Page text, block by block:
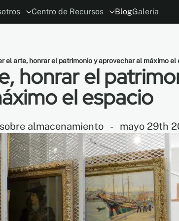
Centro de Recursos BlogGaleria
el arte, honrar el patrimonio y aprovechar al máximo el
honrar el
el espacio
almacenamiento - mayo 29th